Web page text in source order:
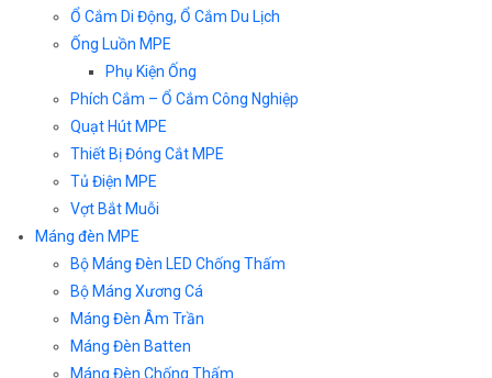
Ổ Cắm Di Động, Ổ Cắm Du Lịch
Ống Luồn MPE
Phụ Kiện Ống
Phích Cắm – Ổ Cắm Công Nghiệp
Quạt Hút MPE
Thiết Bị Đóng Cắt MPE
Tủ Điện MPE
Vợt Bắt Muỗi
Máng đèn MPE
Bộ Máng Đèn LED Chống Thấm
Bộ Máng Xương Cá
Máng Đèn Âm Trần
Máng Đèn Batten
Máng Đèn Chống Thấm